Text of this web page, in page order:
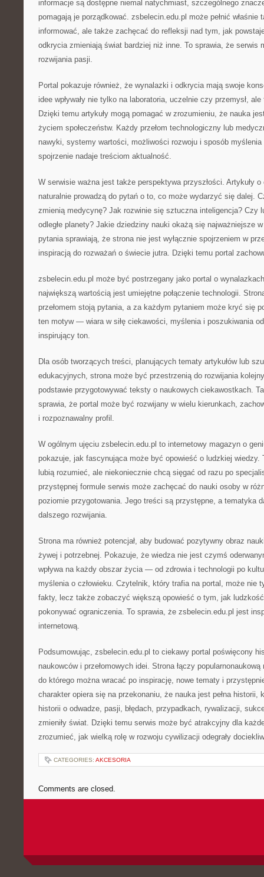
informacje są dostępne niemal natychmiast, szczególnego
pomagają je porządkować. zsbelecin.edu.pl może pełnić
informować, ale także zachęcać do refleksji nad tym, jak
odkrycia zmieniają świat bardziej niż inne. To sprawia, że serwis
rozwijania pasji.
Portal pokazuje również, że wynalazki i odkrycia mają swoje
idee wpływały nie tylko na laboratoria, uczelnie czy przemysł,
Dzięki temu artykuły mogą pomagać w zrozumieniu, że nauka
życiem społeczeństw. Każdy przełom technologiczny lub
nawyki, systemy wartości, możliwości rozwoju i sposób myślenia
spojrzenie nadaje treściom aktualność.
W serwisie ważna jest także perspektywa przyszłości. Artykuły
naturalnie prowadzą do pytań o to, co może wydarzyć się dalej.
zmienią medycynę? Jak rozwinie się sztuczna inteligencja? Czy
odległe planety? Jakie dziedziny nauki okażą się najważniejsze
pytania sprawiają, że strona nie jest wyłącznie spojrzeniem w
inspiracją do rozważań o świecie jutra. Dzięki temu portal
zsbelecin.edu.pl może być postrzegany jako portal o
największą wartością jest umiejętne połączenie technologii.
przełomem stoją pytania, a za każdym pytaniem może kryć się
ten motyw — wiara w siłę ciekawości, myślenia i poszukiwania
inspirujący ton.
Dla osób tworzących treści, planujących tematy artykułów lub
edukacyjnych, strona może być przestrzenią do rozwijania
podstawie przygotowywać teksty o naukowych ciekawostkach.
sprawia, że portal może być rozwijany w wielu kierunkach,
i rozpoznawalny profil.
W ogólnym ujęciu zsbelecin.edu.pl to internetowy magazyn o
pokazuje, jak fascynująca może być opowieść o ludzkiej
lubią rozumieć, ale niekoniecznie chcą sięgać od razu po
przystępnej formule serwis może zachęcać do nauki osoby w
poziomie przygotowania. Jego treści są przystępne, a tematyka
dalszego rozwijania.
Strona ma również potencjał, aby budować pozytywny obraz
żywej i potrzebnej. Pokazuje, że wiedza nie jest czymś
wpływa na każdy obszar życia — od zdrowia i technologii po
myślenia o człowieku. Czytelnik, który trafia na portal, może nie
fakty, lecz także zobaczyć większą opowieść o tym, jak ludzkość
pokonywać ograniczenia. To sprawia, że zsbelecin.edu.pl jest
internetową.
Podsumowując, zsbelecin.edu.pl to ciekawy portal poświęcony
naukowców i przełomowych idei. Strona łączy
do którego można wracać po inspirację, nowe tematy i
charakter opiera się na przekonaniu, że nauka jest pełna
historii o odwadze, pasji, błędach, przypadkach, rywalizacji,
zmieniły świat. Dzięki temu serwis może być atrakcyjny dla
zrozumieć, jak wielką rolę w rozwoju cywilizacji odegrały
CATEGORIES: AKCESORIA
Comments are closed.